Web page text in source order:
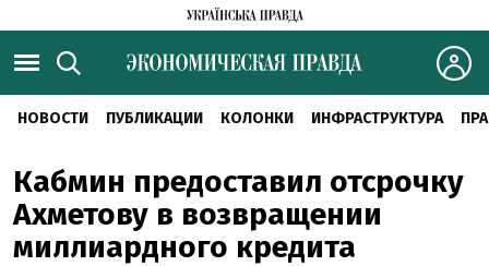
НОВОСТИ ПУБЛИКАЦИИ КОЛОНКИ ИНФРАСТРУКТУРА
Кабмин предоставил отсрочку
Ахметову в возвращении
миллиардного кредита